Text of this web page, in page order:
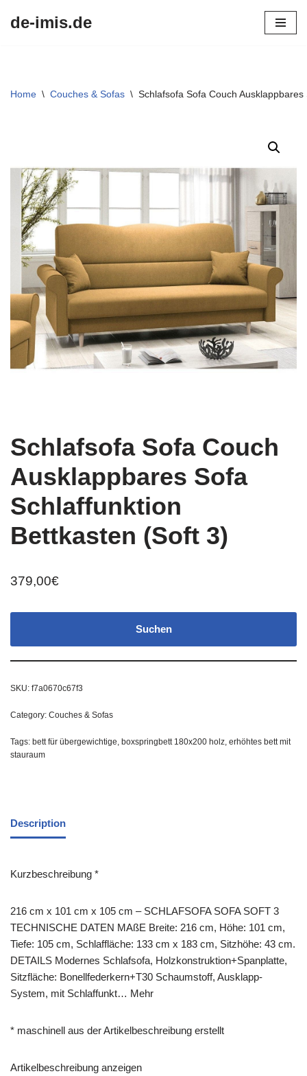
de-imis.de
Home \ Couches & Sofas \ Schlafsofa Sofa Couch
Schlafsofa Sofa Couch
Ausklappbares Sofa
Schlaffunktion
Bettkasten (Soft 3)
379,00€
Suchen
SKU: f7a0670c67f3
Category: Couches & Sofas
Tags: bett für übergewichtige, boxspringbett 180x200 holz, erhöhtes bett mit
stauraum
Description
Kurzbeschreibung *
216 cm x 101 cm x 105 cm – SCHLAFSOFA SOFA SOFT 3
TECHNISCHE DATEN MAßE Breite: 216 cm, Höhe: 101 cm,
Tiefe: 105 cm, Schlaffläche: 133 cm x 183 cm, Sitzhöhe: 43 cm.
DETAILS Modernes Schlafsofa, Holzkonstruktion+Spanplatte,
Sitzfläche: Bonellfederkern+T30 Schaumstoff, Ausklapp-
System, mit Schlaffunkt… Mehr
* maschinell aus der Artikelbeschreibung erstellt
Artikelbeschreibung anzeigen